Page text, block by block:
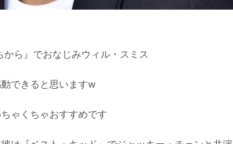
から』でおなじみウィル・スミス
できると思いますw
ゃくちゃおすすめです